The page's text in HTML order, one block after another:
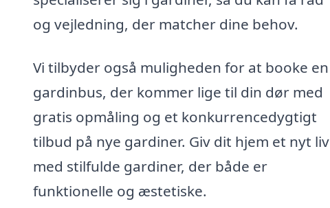
og vejledning, der matcher dine behov.
Vi tilbyder også muligheden for at booke en
gardinbus, der kommer lige til din dør med
gratis opmåling og et konkurrencedygtigt
tilbud på nye gardiner. Giv dit hjem et nyt liv
med stilfulde gardiner, der både er
funktionelle og æstetiske.